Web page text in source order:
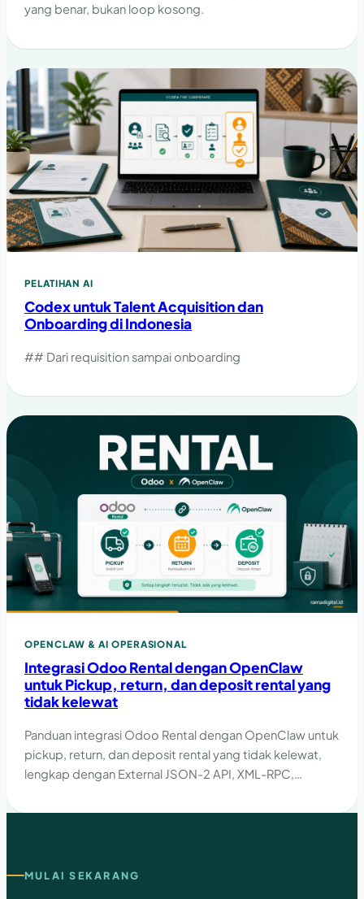
yang benar, bukan loop kosong.
PELATIHAN AI
Codex untuk Talent Acquisition dan
Onboarding di Indonesia
## Dari requisition sampai onboarding
OPENCLAW & AI OPERASIONAL
Integrasi Odoo Rental dengan OpenClaw
untuk Pickup, return, dan deposit rental yang
tidak kelewat
Panduan integrasi Odoo Rental dengan OpenClaw untuk
pickup, return, dan deposit rental yang tidak kelewat,
lengkap dengan External JSON-2 API, XML-RPC,
MULAI SEKARANG